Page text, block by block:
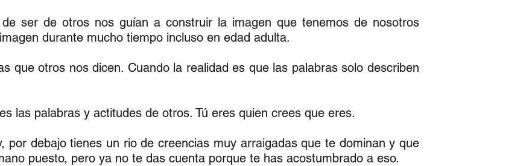
ser de otros nos guían a construir la imagen que tenemos de nosotros
durante mucho tiempo incluso en edad adulta.
que otros nos dicen. Cuando la realidad es que las palabras solo describen
las palabras y actitudes de otros. Tú eres quien crees que eres.
por debajo tienes un rio de creencias muy arraigadas que te dominan y que
puesto, pero ya no te das cuenta porque te has acostumbrado a eso.